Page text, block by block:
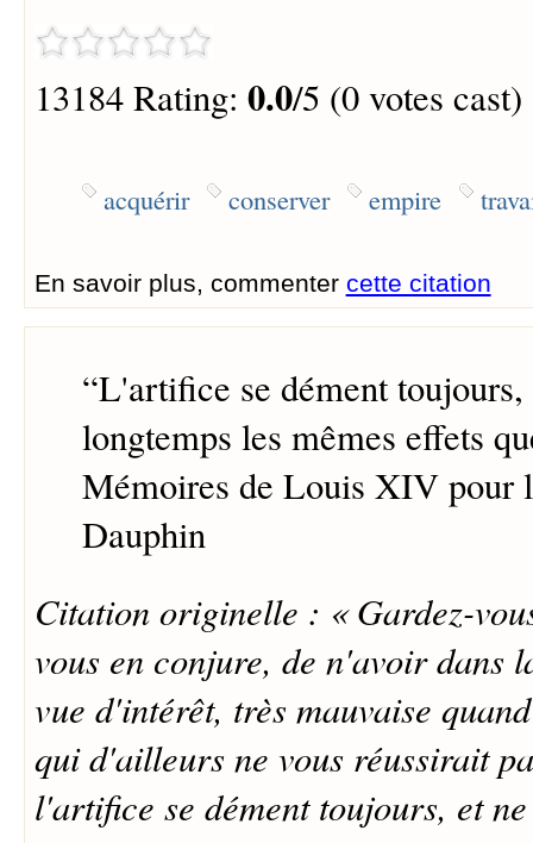
13184 Rating: 0.0/5 (0 votes cast)
acquérir conserver empire
En savoir plus, commenter cette citation
“L'artifice se dément
longtemps les mêmes effets
Mémoires de Louis XIV pour
Dauphin
Citation originelle : « Gardez-
vous en conjure, de n'avoir dans
vue d'intérêt, très mauvaise
qui d'ailleurs ne vous réussirait
l'artifice se dément toujours, et